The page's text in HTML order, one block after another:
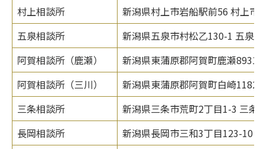
村上相談所
新潟県村上市岩船駅前56 村上市
五泉相談所
新潟県五泉市村松乙130-1 五泉
阿賀相談所（鹿瀬）
新潟県東蒲原郡阿賀町鹿瀬8931-
阿賀相談所（三川）
新潟県東蒲原郡阿賀町白崎1182
三条相談所
新潟県三条市荒町2丁目1-3 三条
長岡相談所
新潟県長岡市三和3丁目123-10